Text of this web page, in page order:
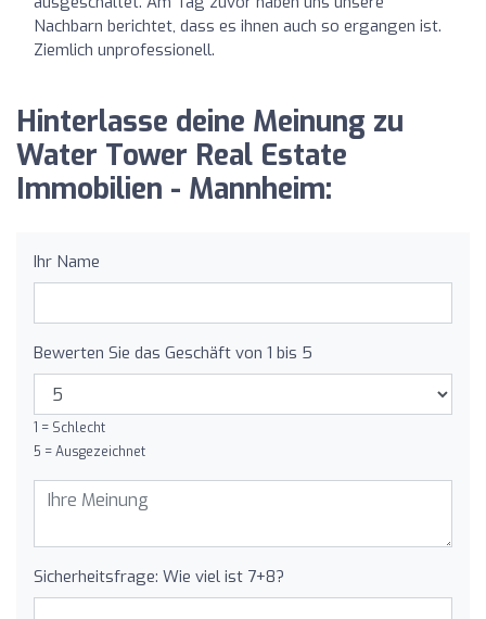
Nachbarn berichtet, dass es ihnen auch so ergangen ist.
Ziemlich unprofessionell.
Hinterlasse deine Meinung zu
Water Tower Real Estate
Immobilien - Mannheim:
Ihr Name
Bewerten Sie das Geschäft von 1 bis 5
1 = Schlecht
5 = Ausgezeichnet
Sicherheitsfrage: Wie viel ist 7+8?